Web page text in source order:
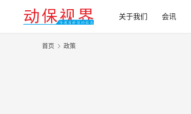
关于我们 会讯
首页 政策